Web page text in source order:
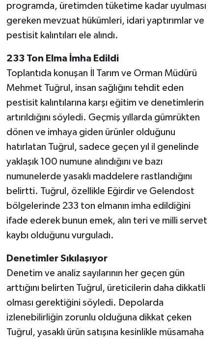
programda, üretimden tüketime kadar uyulması
gereken mevzuat hükümleri, idari yaptırımlar ve
pestisit kalıntıları ele alındı.
233 Ton Elma İmha Edildi
Toplantıda konuşan İl Tarım ve Orman Müdürü
Mehmet Tuğrul, insan sağlığını tehdit eden
pestisit kalıntılarına karşı eğitim ve denetimlerin
artırıldığını söyledi. Geçmiş yıllarda gümrükten
dönen ve imhaya giden ürünler olduğunu
hatırlatan Tuğrul, sadece geçen yıl il genelinde
yaklaşık 100 numune alındığını ve bazı
numunelerde yasaklı maddelere rastlandığını
belirtti. Tuğrul, özellikle Eğirdir ve Gelendost
bölgelerinde 233 ton elmanın imha edildiğini
ifade ederek bunun emek, alın teri ve milli servet
kaybı olduğunu vurguladı.
Denetimler Sıkılaşıyor
Denetim ve analiz sayılarının her geçen gün
arttığını belirten Tuğrul, üreticilerin daha dikkatli
olması gerektiğini söyledi. Depolarda
izlenebilirliğin zorunlu olduğuna dikkat çeken
Tuğrul, yasaklı ürün satışına kesinlikle müsamaha